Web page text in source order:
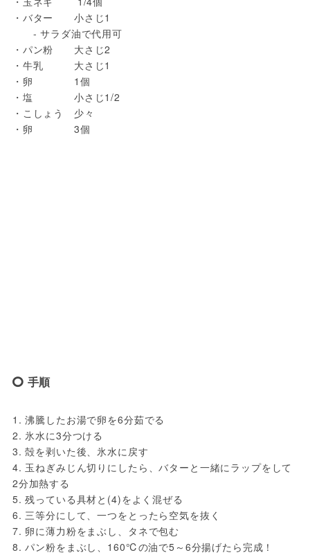
・バター　　小さじ1
- サラダ油で代用可
・パン粉　　大さじ2
・牛乳　　　大さじ1
・卵　　　　1個
・塩　　　　小さじ1/2
・こしょう　少々
・卵　　　　3個
手順
1. 沸騰したお湯で卵を6分茹でる
2. 氷水に3分つける
3. 殻を剥いた後、氷水に戻す
4. 玉ねぎみじん切りにしたら、バターと一緒にラップをして
2分加熱する
5. 残っている具材と(4)をよく混ぜる
6. 三等分にして、一つをとったら空気を抜く
7. 卵に薄力粉をまぶし、タネで包む
8. パン粉をまぶし、160℃の油で5～6分揚げたら完成！